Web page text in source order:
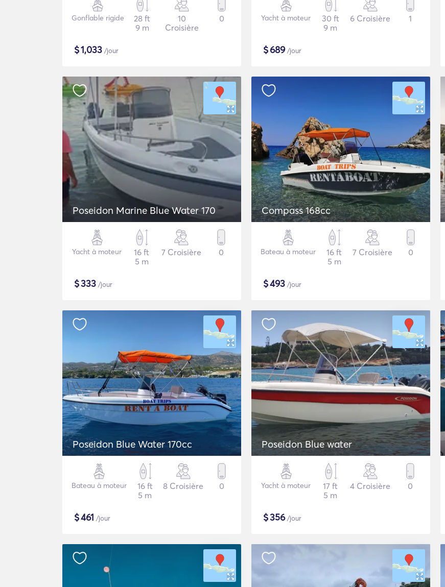
Gonflable rigide
28 ft
9 m
10
Croisière
0
$1,033 /jour
Yacht à moteur
30 ft
9 m
6 Croisière 1
$689/jour
Poseidon Marine Blue Water 170
Yacht à moteur
16 ft
5 m
7 Croisière 0
$333 /jour
Compass 168cc
Bateau à moteur
16 ft
5 m
7 Croisière 0
$493 /jour
Poseidon Blue Water 170cc
Bateau à moteur
16 ft
5 m
8 Croisière 0
$461 /jour
Poseidon Blue water
Yacht à moteur
17 ft
5 m
4 Croisière 0
$356/jour